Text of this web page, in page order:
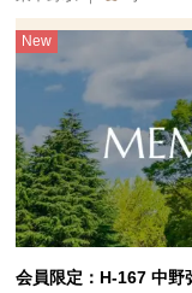
New
会員限定：H-167 中野